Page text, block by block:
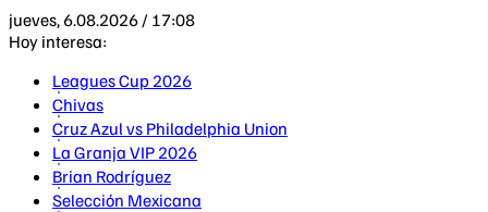
jueves, 6.08.2026 / 17:08
Hoy interesa:
Leagues Cup 2026
Chivas
Cruz Azul vs Philadelphia Union
La Granja VIP 2026
Brian Rodríguez
Selección Mexicana